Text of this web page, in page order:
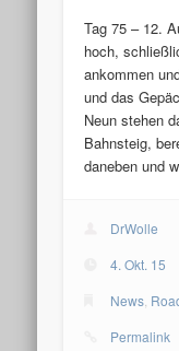
Tag 75 – 12.
hoch,
ankommen
und das
Neun stehen
Bahnsteig,
daneben und
DrWolle
4. Okt. 15
News
Permalink